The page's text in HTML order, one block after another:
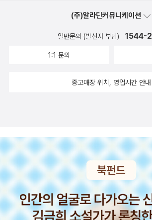
(주)알라딘커뮤니케이션
일반문의 (발신자 부담) 1544-
1:1 문의
중고매장 위치, 영업시간 안내